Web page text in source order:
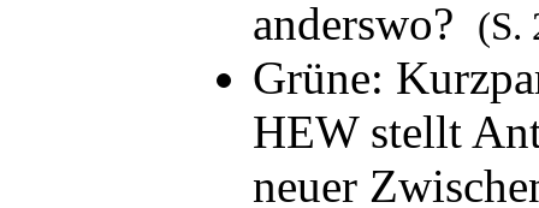
anderswo?
(S.
Grüne:
HEW stellt
neuer